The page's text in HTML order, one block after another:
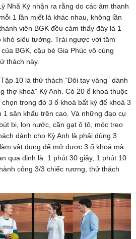
Nhã Kỳ nhận ra rằng do các âm thanh
1 lần miết là khác nhau, không lần
viên BGK đều cảm thấy đây là 1
khó siêu tưởng. Trái ngược với tâm
BGK, cậu bé Gia Phúc vô cùng
thách này.
10 là thử thách “Đôi tay vàng” dành
thợ khoá” Kỳ Anh. Có 20 ổ khoá thuộc
trong đó 3 ổ khoá bất kỳ để khoá 3
sân khấu trên cao. Và những đạo cụ
bi, lon nước, cần gạt ô tô, móc treo
dành cho Kỳ Anh là phải dùng 3
vật dụng để mở được 3 ổ khoá mà
qua định là: 1 phút 30 giây, 1 phút 10
công 3/3 chiếc rương, thử thách